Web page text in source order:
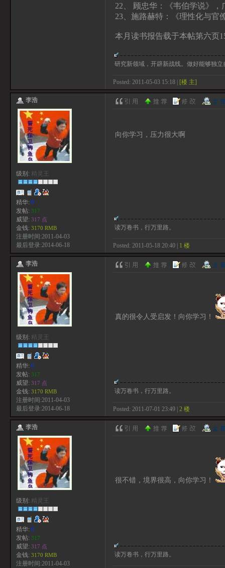
22、 顾忠华：《韦伯学说》，
23、施路赫特：《理性化与官
本月读书报告载于本帖第六页
研究新领域，开辟新战线。做好能够独
Posted: 2011-05-03 15:18 | [楼 主]
李浩
级别: 精灵王
精华: 0
发帖: 317
威望: 317 点
金钱: 3170 RMB
注册时间:2011-04-03
最后登录:2014-06-18
向你学习，压力很大啊
读万卷书，行万里路。
Posted: 2011-05-18 20:40 | 1 楼
李浩
级别: 精灵王
精华: 0
发帖: 317
威望: 317 点
金钱: 3170 RMB
注册时间:2011-04-03
最后登录:2014-06-18
真的很令人受启发！向你学习！
读万卷书，行万里路。
Posted: 2011-07-01 23:49 | 2 楼
李浩
级别: 精灵王
精华: 0
发帖: 317
威望: 317 点
金钱: 3170 RMB
注册时间:2011-04-03
很不错，境界很高，向你学习！
读万卷书，行万里路。